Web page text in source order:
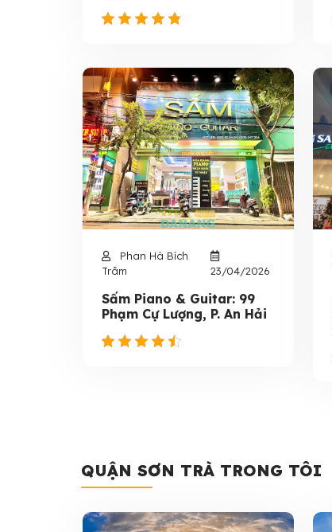
Phan Hà Bích
Trâm
23/04/2026
Sấm Piano & Guitar: 99
Phạm Cự Lượng, P. An Hải
QUẬN SƠN TRÀ TRONG TÔI